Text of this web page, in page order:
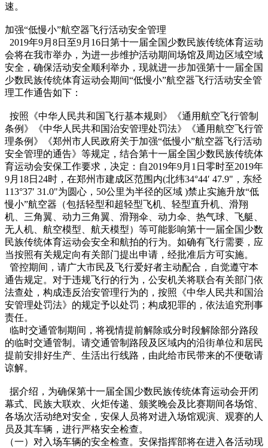
速。
加强“低慢小”航空器飞行活动安全管理
2019年9月8日至9月16日第十一届全国少数民族传统体育运动
会将在我市举办，为进一步维护活动期间场馆及周边区域空域
安全，确保活动安全顺利举办，现就进一步加强第十一届全国
少数民族传统体育运动会期间“低慢小”航空器飞行活动安全管
理工作通告如下：
按照《中华人民共和国飞行基本规则》《通用航空飞行管制
条例》《中华人民共和国治安管理处罚法》《通用航空飞行管
理条例》《郑州市人民政府关于加强“低慢小”航空器飞行活动
安全管理的通告》等规定，结合第十一届全国少数民族传统体
育运动会安保工作要求，决定：自2019年9月1日零时至2019年
9月18日24时，在郑州市建成区范围内(北纬34°44′ 47.9"，东经
113°37′ 31.0"为圆心，50公里为半径的区域 )禁止实施升放“低
慢小”航空器（包括轻型和超轻型飞机、轻型直升机、滑翔
机、三角翼、动力三角翼、滑翔伞、动力伞、热气球、飞艇、
无人机、航空模型、航天模型）等可能影响第十一届全国少数
民族传统体育运动会安全和航拍的行为。如确有飞行需要，应
当按照有关规定向有关部门提出申请，经批准后方可实施。
管控期间，请广大市民及飞行爱好者主动配合，自觉遵守本
通告规定。对于违规飞行的行为，公安机关将联合有关部门依
法查处，构成违反治安管理行为的，按照《中华人民共和国治
安管理处罚法》的规定予以处罚；构成犯罪的，依法追究刑事
责任。
临时交通管制期间，将视情提前解除或分时段解除部分路段
的临时交通管制。请交通管制路段及区域内的沿街单位和居民
提前安排好生产、生活出行线路，由此给市民带来的不便敬请
谅解。
据介绍，为确保第十一届全国少数民族传统体育运动会开闭
幕式、民族大联欢、火炬传递、颁奖晚会及比赛期间各场馆、
各场次活动绝对安全，安保人员将对进入场馆观演、观赛的人
员及其车辆，进行严格安全检查。
（一）对入场车辆的安全检查。安保指挥部将在进入各活动现